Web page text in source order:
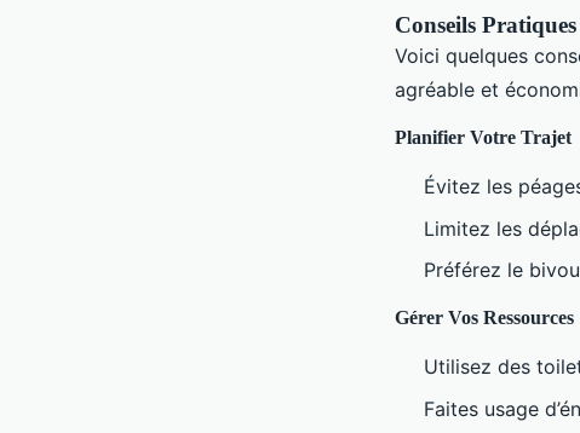
Conseils
Voici quelques
agréable et
Planifier Votre Trajet
Évitez les
Limitez les
Préférez le
Gérer Vos Ressources
Utilisez des
Faites usage